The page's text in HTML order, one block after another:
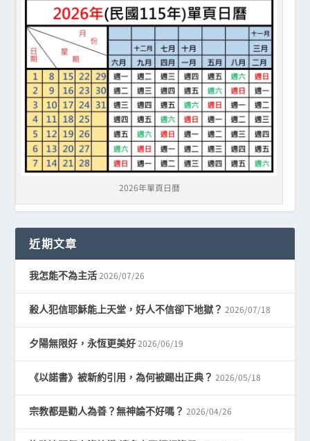
2026年單頁日曆
近期文章
我怎能不為主活 2026/07/26
殺人犯信耶穌能上天堂，好人不信卻下地獄？ 2026/07/18
夕陽無限好，永恆更美好 2026/06/19
《以諾書》被新約引用，為何被踢出正典？ 2026/05/18
宗教都是勸人為善？無神論不好嗎？ 2026/04/26